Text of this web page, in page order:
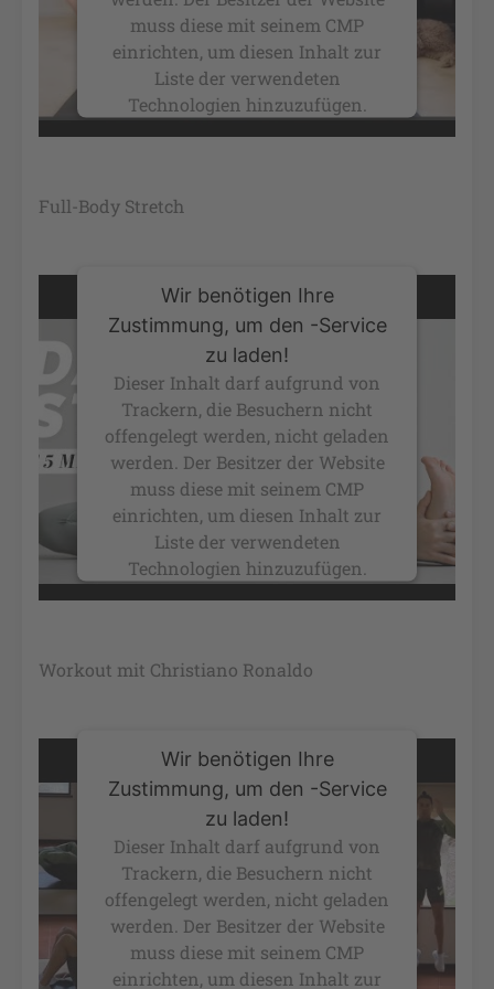
muss diese mit seinem CMP
einrichten, um diesen Inhalt zur
Liste der verwendeten
Technologien hinzuzufügen.
Full-Body Stretch
Wir benötigen Ihre
Zustimmung, um den -Service
zu laden!
Dieser Inhalt darf aufgrund von
Trackern, die Besuchern nicht
offengelegt werden, nicht geladen
werden. Der Besitzer der Website
muss diese mit seinem CMP
einrichten, um diesen Inhalt zur
Liste der verwendeten
Technologien hinzuzufügen.
Workout mit Christiano Ronaldo
Wir benötigen Ihre
Zustimmung, um den -Service
zu laden!
Dieser Inhalt darf aufgrund von
Trackern, die Besuchern nicht
offengelegt werden, nicht geladen
werden. Der Besitzer der Website
muss diese mit seinem CMP
einrichten, um diesen Inhalt zur